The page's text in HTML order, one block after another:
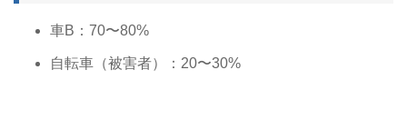
車B：70〜80%
自転車（被害者）：20〜30%